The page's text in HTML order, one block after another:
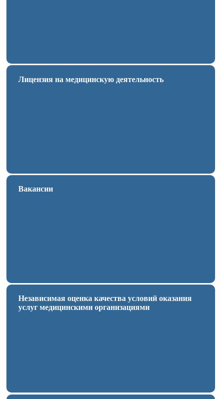
Лицензия на медицинскую деятельность
Вакансии
Независимая оценка качества условий оказания
услуг медицинскими организациями